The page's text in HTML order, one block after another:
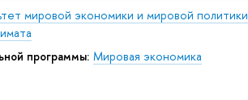
мировой экономики и мировой политики
программы: Мировая экономика